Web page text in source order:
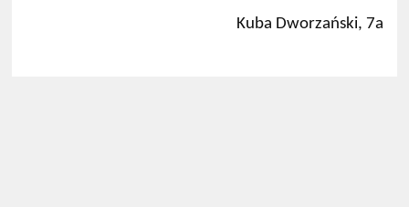
Kuba Dworzański, 7a